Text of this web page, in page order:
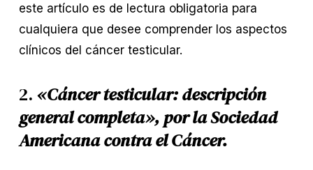
este artículo es de lectura obligatoria para
cualquiera que desee comprender los aspectos
clínicos del cáncer testicular.
2. «Cáncer testicular: descripción
general completa», por la Sociedad
Americana contra el Cáncer.